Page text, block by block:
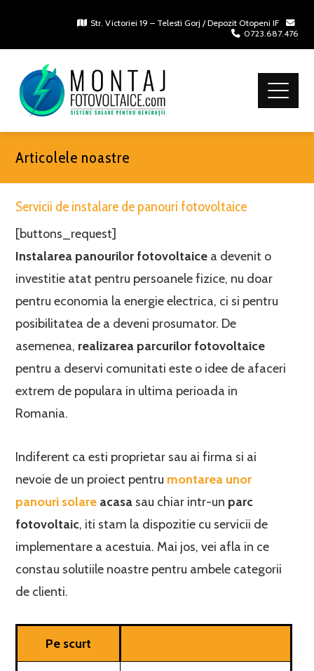
Str. Victoriei 19 – Telesti Gorj / Depozit Otopeni IF
0723.687.476
Articolele noastre
Servicii de instalare de panouri fotovoltaice
[buttons_request]
Instalarea panourilor fotovoltaice a devenit o
investitie atat pentru persoanele fizice, nu doar
pentru economia la energie electrica, ci si pentru
posibilitatea de a deveni prosumator. De
asemenea, realizarea parcurilor fotovoltaice
pentru a deservi comunitati este o idee de afaceri
extrem de populara in ultima perioada in
Romania.
Indiferent ca esti proprietar sau ai firma si ai
nevoie de un proiect pentru montarea unor
panouri solare acasa sau chiar intr-un parc
fotovoltaic, iti stam la dispozitie cu servicii de
implementare a acestuia. Mai jos, vei afla in ce
constau solutiile noastre pentru ambele categorii
de clienti.
Pe scurt